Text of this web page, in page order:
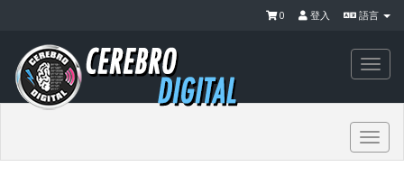
語言
登入
0